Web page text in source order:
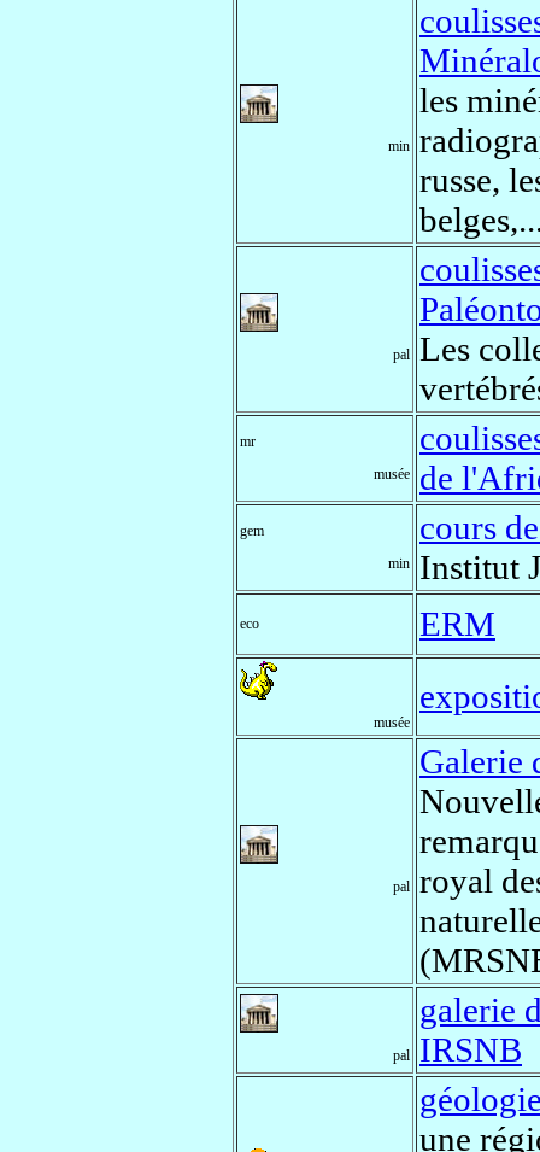
min
les
russe,
pal Les
mr
musée
de
gem
min
cours
Institut
eco ERM
musée
pal
Galerie
royal
pal
galerie
IRSNB
une